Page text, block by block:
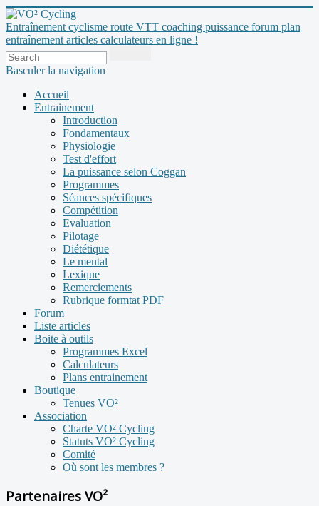
Entraînement cyclisme route VTT coaching puissance forum plan
entraînement articles calculateurs en ligne !
Basculer la navigation
Accueil
Entrainement
Introduction
Fondamentaux
Physiologie
Test d'effort
La puissance selon Coggan
Programmes
Séances spécifiques
Compétition
Evaluation
Pilotage
Diététique
Le mental
Lexique
Remerciements
Rubrique formtat PDF
Forum
Liste articles
Boite à outils
Programmes Excel
Calculateurs
Plans entrainement
Boutique
Tenues VO²
Association
Charte VO² Cycling
Statuts VO² Cycling
Comité
Où sont les membres ?
Partenaires VO²